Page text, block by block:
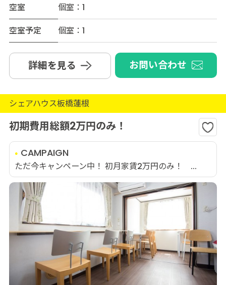
空室
個室：1
空室予定
個室：1
詳細を見る お問い合わせ
シェアハウス板橋蓮根
初期費用総額2万円のみ！
CAMPAIGN
ただ今キャンペーン中！ 初月家賃2万円のみ！ ...